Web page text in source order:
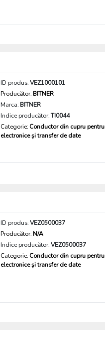
ID produs: VEZ1000101
Producător: BITNER
Marca: BITNER
Indice producător: TI0044
Categorie: Conductor din cupru pentru
electronice și transfer de date
ID produs: VEZ0500037
Producător: N/A
Indice producător: VEZ0500037
Categorie: Conductor din cupru pentru
electronice și transfer de date